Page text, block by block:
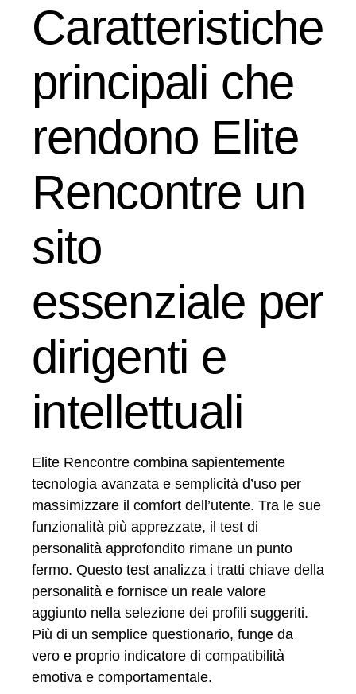
Caratteristiche
principali che
rendono Elite
Rencontre un
sito
essenziale per
dirigenti e
intellettuali
Elite Rencontre combina sapientemente
tecnologia avanzata e semplicità d’uso per
massimizzare il comfort dell’utente. Tra le sue
funzionalità più apprezzate, il test di
personalità approfondito rimane un punto
fermo. Questo test analizza i tratti chiave della
personalità e fornisce un reale valore
aggiunto nella selezione dei profili suggeriti.
Più di un semplice questionario, funge da
vero e proprio indicatore di compatibilità
emotiva e comportamentale.